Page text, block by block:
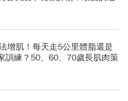
增肌！每天走5公里體脂還是
訓練？50、60、70歲長肌肉策